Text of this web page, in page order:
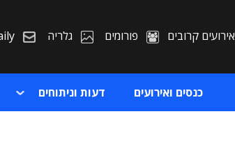
אירועים קרובים פורומים גלריה
כנסים ואירועים דעות וניתוחים